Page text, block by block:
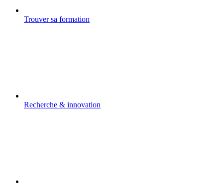
Trouver sa formation
Recherche & innovation